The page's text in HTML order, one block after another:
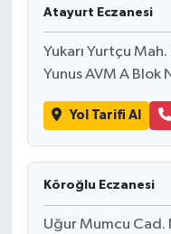
Atayurt Eczanesi
Yukarı Yurtçu
Yunus AVM A Blok
Yol Tarifi Al
Köroğlu Eczanesi
Uğur Mumcu Cad.